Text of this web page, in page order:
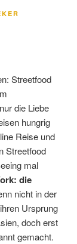
Streetfood
die Liebe
hungrig
Reise und
Streetfood
mal
die
nicht in der
Ursprung
doch erst
gemacht.